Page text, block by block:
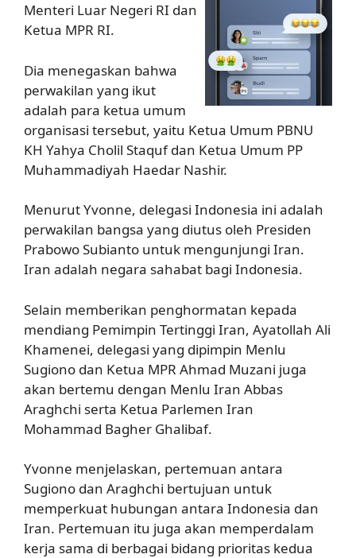
Menteri Luar Negeri RI dan
Ketua MPR RI.
Dia menegaskan bahwa
perwakilan yang ikut
adalah para ketua umum
organisasi tersebut, yaitu Ketua Umum PBNU
KH Yahya Cholil Staquf dan Ketua Umum PP
Muhammadiyah Haedar Nashir.
Menurut Yvonne, delegasi Indonesia ini adalah
perwakilan bangsa yang diutus oleh Presiden
Prabowo Subianto untuk mengunjungi Iran.
Iran adalah negara sahabat bagi Indonesia.
Selain memberikan penghormatan kepada
mendiang Pemimpin Tertinggi Iran, Ayatollah Ali
Khamenei, delegasi yang dipimpin Menlu
Sugiono dan Ketua MPR Ahmad Muzani juga
akan bertemu dengan Menlu Iran Abbas
Araghchi serta Ketua Parlemen Iran
Mohammad Bagher Ghalibaf.
Yvonne menjelaskan, pertemuan antara
Sugiono dan Araghchi bertujuan untuk
memperkuat hubungan antara Indonesia dan
Iran. Pertemuan itu juga akan memperdalam
kerja sama di berbagai bidang prioritas kedua